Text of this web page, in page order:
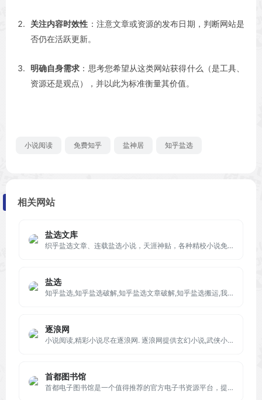
关注内容时效性 ：注意文章或资源的发布日期，判断网站是
否仍在活跃更新。
明确自身需求 ：思考您希望从这类网站获得什么（是工具、
资源还是观点），并以此为标准衡量其价值。
小说阅读 免费知乎 盐神居 知乎盐选
相关网站
盐选文库
织乎盐选文章、连载盐选小说，天涯神贴，各种精校小说免费阅读，免费分享，不间断更新，完全免费！盐选文库是最强大的盐选文章免费阅读站点，拥有最完美的阅读体验！
盐选
知乎盐选,知乎盐选破解,知乎盐选文章破解,知乎盐选搬运,我不是盐神,知乎搬运工,知乎盐选会员破解,知乎盐选白嫖,知乎盐选小说,知乎盐选专栏破解,知乎盐选在线,知乎盐选库
逐浪网
小说阅读,精彩小说尽在逐浪网. 逐浪网提供玄幻小说,武侠小说,原创小说,网游小说,都市小说,言情小说,青春小说,历史小说,军事小说,网游小说,科幻小说,恐怖小说,首发小说,最新章节免费
首都图书馆
首都电子图书馆是一个值得推荐的官方电子书资源平台，提供海量免费电子书、有声书、期刊、报纸、学术论文及视频等资源。